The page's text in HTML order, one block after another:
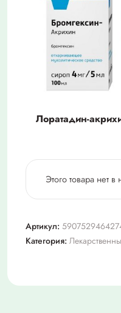
Лоратадин-
Этого товара нет
Артикул:
Категория: